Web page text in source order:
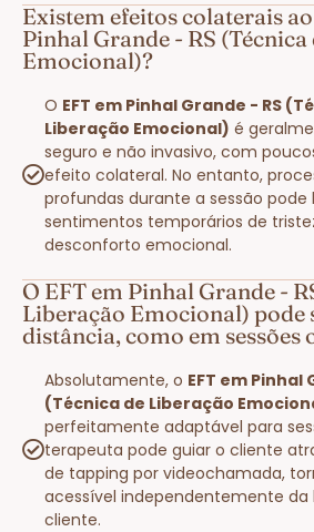
Existem efeitos colaterais
Pinhal Grande - RS
Emocional)?
O EFT em Pinhal Grande - RS
Liberação Emocional) é
seguro e não invasivo, com
efeito colateral. No entanto,
profundas durante a sessão pode
sentimentos temporários de
desconforto emocional.
O EFT em Pinhal Grande -
Liberação Emocional) pode
distância, como em sessões
Absolutamente, o EFT em Pinhal
(Técnica de Liberação
perfeitamente adaptável para
terapeuta pode guiar o cliente
de tapping por videochamada,
acessível independentemente da
cliente.